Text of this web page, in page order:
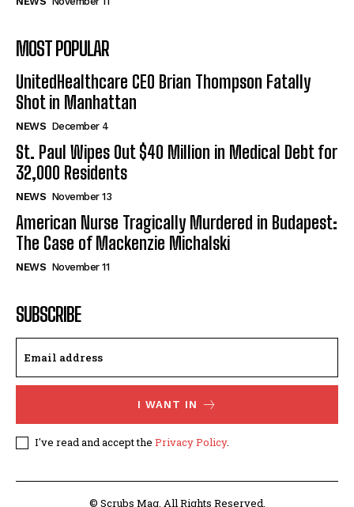
MOST POPULAR
UnitedHealthcare CEO Brian Thompson Fatally
Shot in Manhattan
NEWS December 4
St. Paul Wipes Out $40 Million in Medical Debt for
32,000 Residents
NEWS November 13
American Nurse Tragically Murdered in Budapest:
The Case of Mackenzie Michalski
NEWS November 11
SUBSCRIBE
I WANT IN
I've read and accept the Privacy Policy.
© Scrubs Mag. All Rights Reserved.